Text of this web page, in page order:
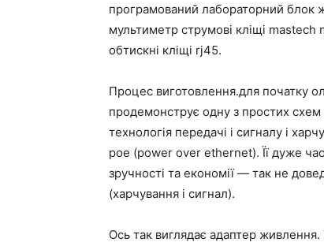
програмований лабораторний
мультиметр струмові кліщі
обтискні кліщі rj45.
Процес виготовлення.для початку
продемонструє одну з простих
технологія передачі і сигналу і
poe (power over ethernet). Її дуже
зручності та економії — так не
(харчування і сигнал).
Ось так виглядає адаптер